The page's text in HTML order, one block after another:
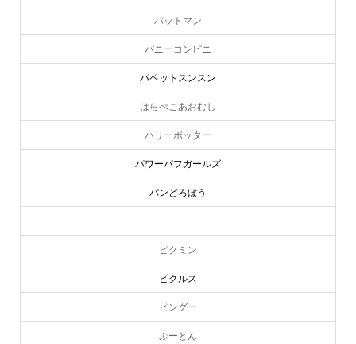
バットマン
バニーコンビニ
パペットスンスン
はらぺこあおむし
ハリーポッター
パワーパフガールズ
パンどろぼう
ピクミン
ピクルス
ピングー
ぷーとん